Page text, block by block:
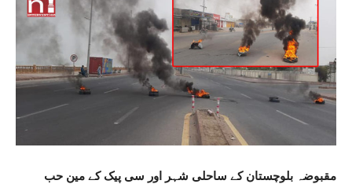
مقبوضہ بلوچستان کے ساحلی شہر اور سی پیک کے مین حب